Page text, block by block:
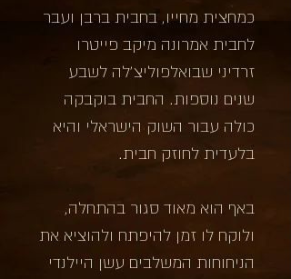
כמחצית מחייו, בחבית ברבן ועבר
לחבית אמרונה מיקב פייטרו
זרדיני שבואלפוליצ'לה לשבע
שנים נוספות. החבית בוקבקה
כולה עבור השוק הישראלי והיא
בלעדית לחוזק חבית.
באף הוא מאוד סגור בהתחלה,
ולוקח לו זמן להיפתח ולהוציא את
הניחוחות המשלבים עשן היילנדי